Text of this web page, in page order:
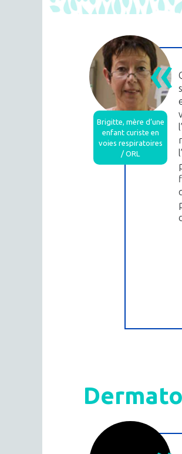
Brigitte, mère d’une
enfant curiste en
voies respiratoires
/ ORL